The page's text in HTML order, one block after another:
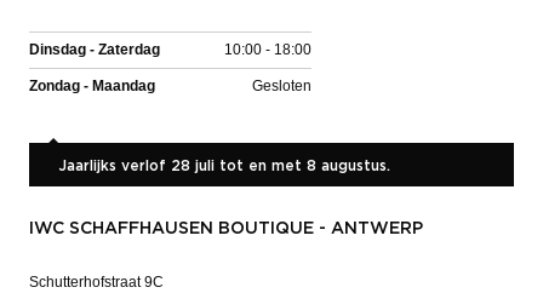
Dinsdag - Zaterdag 10:00 - 18:00
Zondag - Maandag Gesloten
Jaarlijks verlof 28 juli tot en met 8 augustus.
IWC SCHAFFHAUSEN BOUTIQUE - ANTWERP
Schutterhofstraat 9C